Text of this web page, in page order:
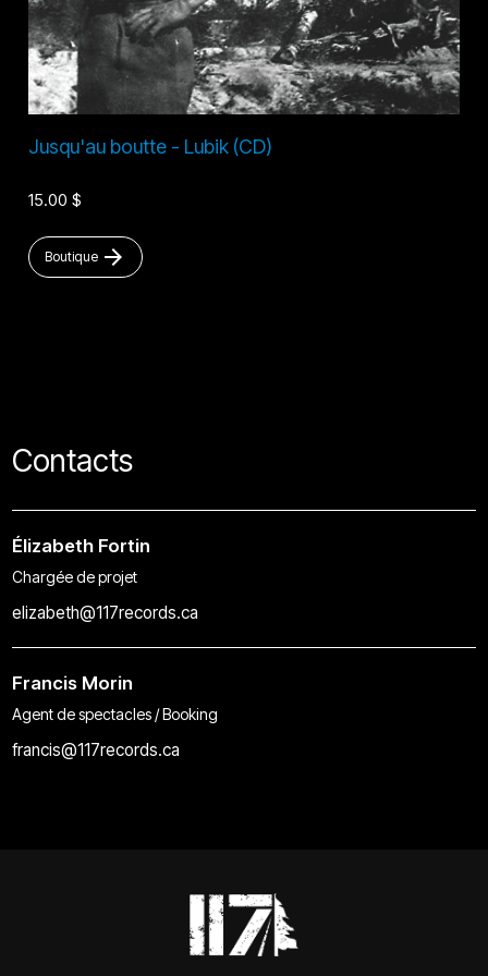
Jusqu'au boutte - Lubik (CD)
15.00 $
Boutique arrow_forward
Contacts
Élizabeth Fortin
Chargée de projet
elizabeth@117records.ca
Francis Morin
Agent de spectacles / Booking
francis@117records.ca